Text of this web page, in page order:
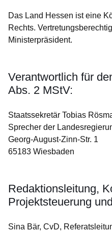
Das Land Hessen ist eine
Rechts.
Ministerpräsident.
Verantwortlich für
Abs. 2 MStV:
Staatssekretär Tobias
Sprecher der
Georg-August-Zinn-Str. 1
65183 Wiesbaden
Redaktionsleitung,
Projektsteuerung
Sina Bär, CvD,